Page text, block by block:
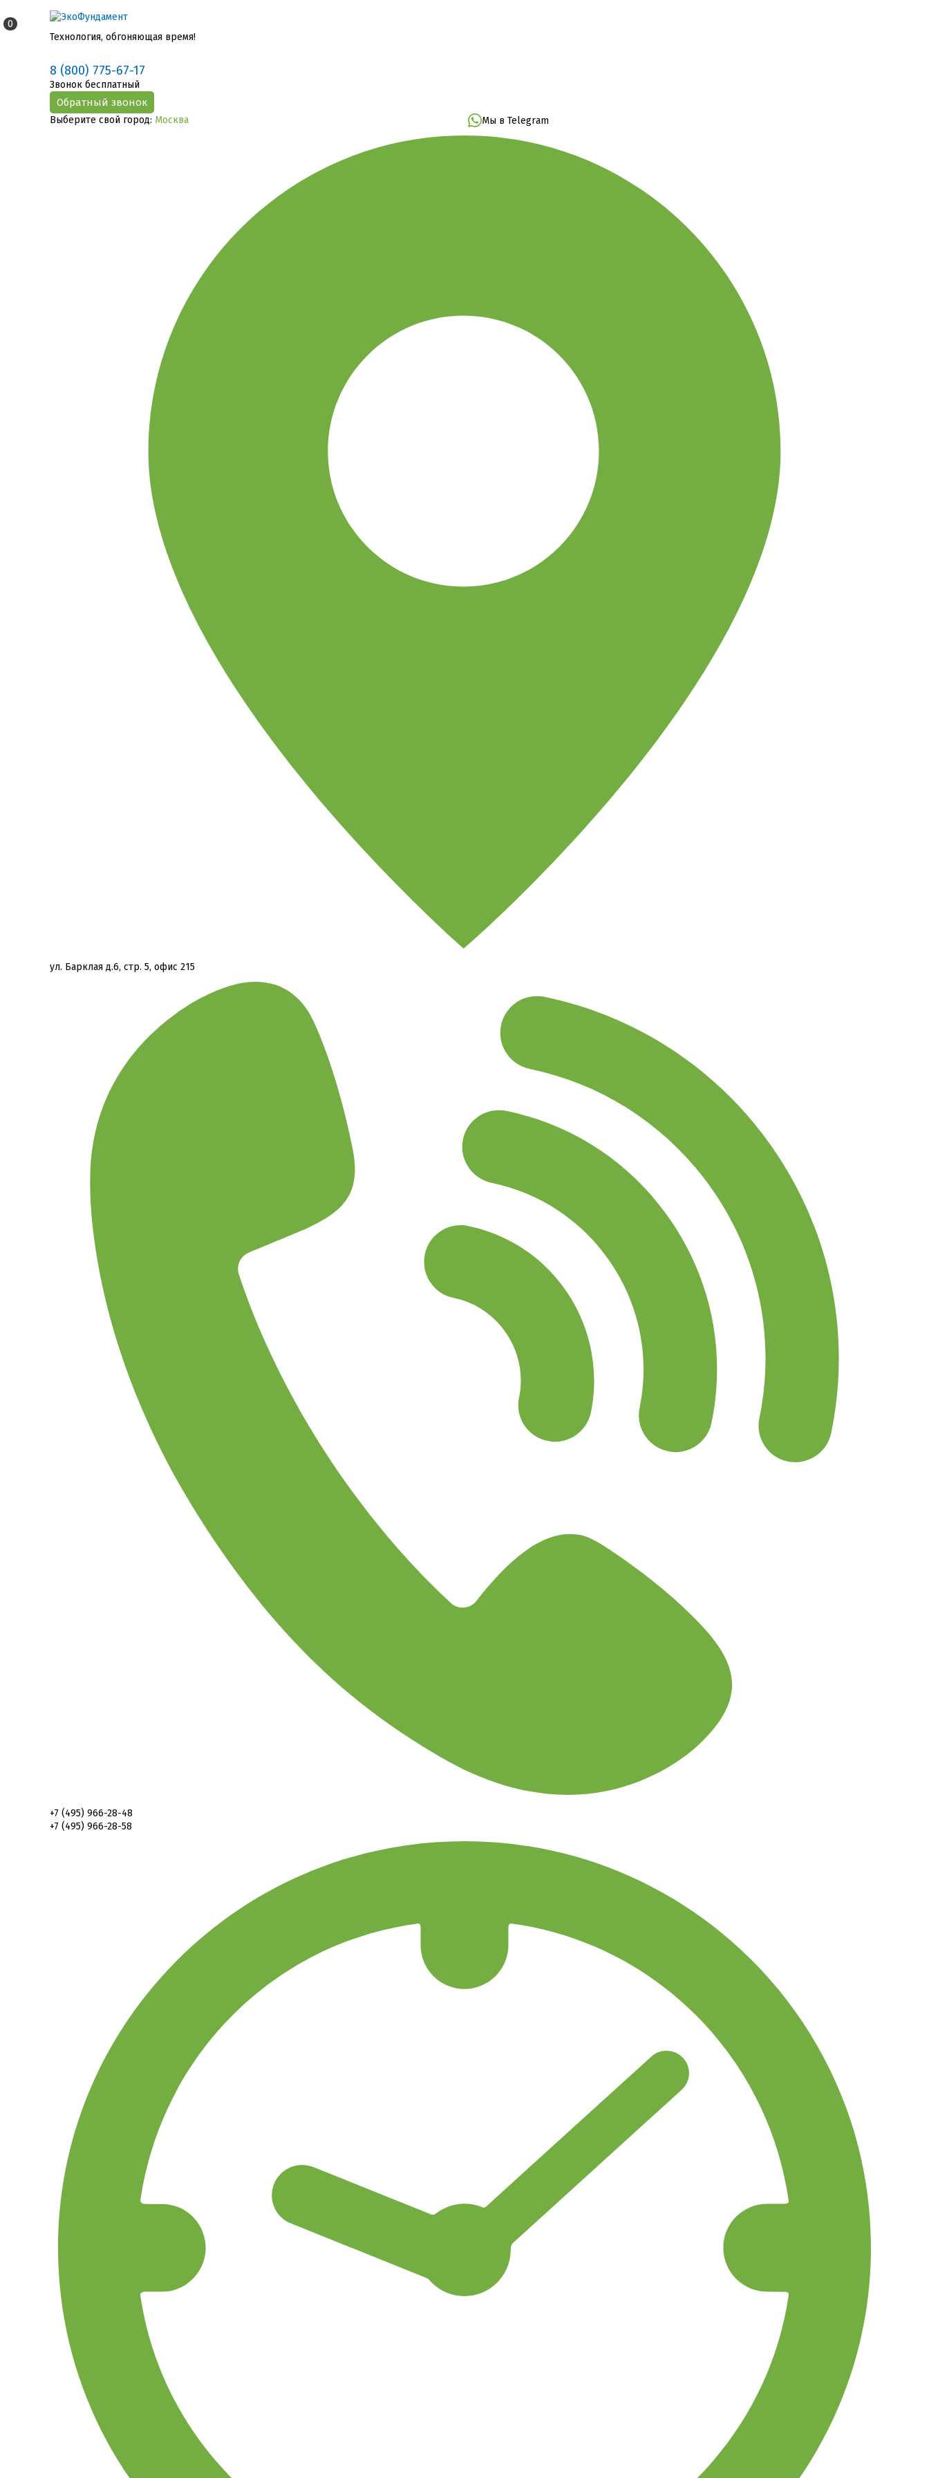
Технология, обгоняющая время!
8 (800) 775-67-17
Звонок бесплатный
Выберите свой город: Москва Мы в Telegram
ул. Барклая д.6, стр. 5, офис 215
+7 (495) 966-28-48
+7 (495) 966-28-58
0